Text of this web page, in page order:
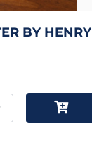
BY HENRY